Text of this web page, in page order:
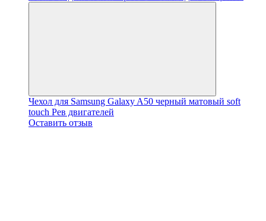
Чехол для Samsung Galaxy A50 черный матовый soft
touch Рев двигателей
Оставить отзыв